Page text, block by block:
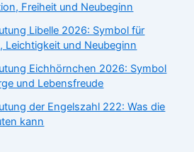
Freiheit und Neubeginn
Libelle 2026: Symbol für
Leichtigkeit und Neubeginn
Eichhörnchen 2026: Symbol
und Lebensfreude
der Engelszahl 222: Was die
kann